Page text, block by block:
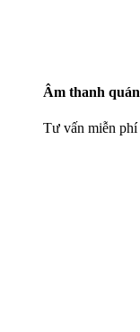
Âm thanh
Tư vấn miễn phí